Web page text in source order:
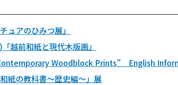
ュアのひみつ展」
越前和紙と現代木版画」
Woodblock Prints" English
紙の教科書～歴史編～」展